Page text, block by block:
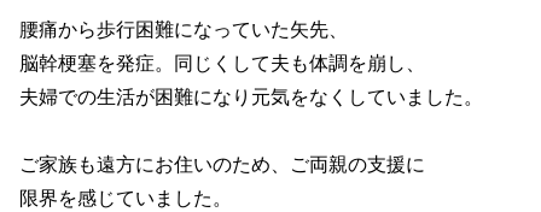
腰痛から歩行困難になっていた矢先、
脳幹梗塞を発症。同じくして夫も体調を崩し、
夫婦での生活が困難になり元気をなくしていました。
ご家族も遠方にお住いのため、ご両親の支援に
限界を感じていました。